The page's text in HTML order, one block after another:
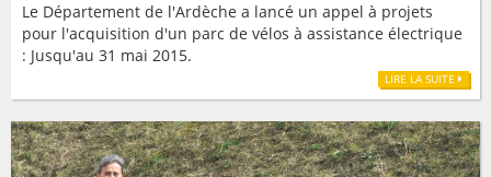
Le Département de l'Ardèche a lancé un appel à projets
pour l'acquisition d'un parc de vélos à assistance électrique
: Jusqu'au 31 mai 2015.
LIRE LA SUITE